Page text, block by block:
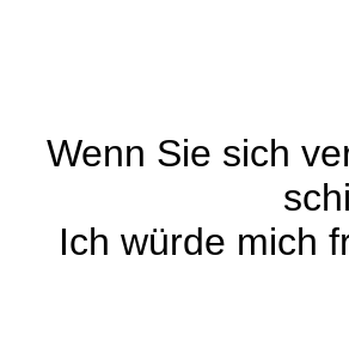
Wenn Sie sich
Ich würde mich